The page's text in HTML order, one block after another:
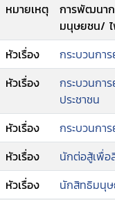
หมายเหตุ
การพัฒนา
มนุษยชน/
หัวเรื่อง
กระบวนกา
หัวเรื่อง
กระบวนกา
ประชาชน
หัวเรื่อง
กระบวนกา
หัวเรื่อง
นักต่อสู้เพื่
หัวเรื่อง
นักสิทธิมนุ